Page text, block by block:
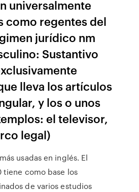
universalmente
como regentes del
jurídico nm
Sustantivo
lleva los artículos
y los o unos
el televisor,
legal)
usadas en inglés. El
como base los
de varios estudios